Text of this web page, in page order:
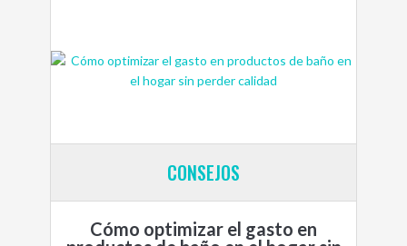
CONSEJOS
Cómo optimizar el gasto en